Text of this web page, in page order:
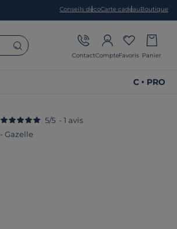
Conseils décoCarte cadeauBoutique
ContactCompteFavoris Panier
C • PRO
- Gazelle
5/5 - 1 avis